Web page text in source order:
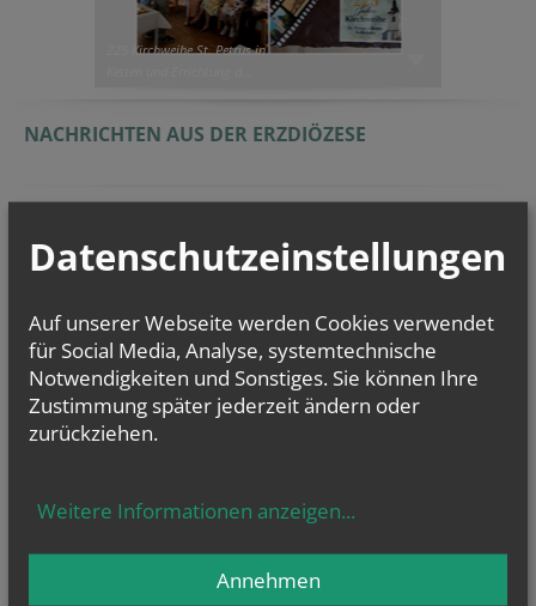
225 Kirchweihe St. Petrus in
NACHRICHTEN AUS DER ERZDIÖZESE
Datenschutzeinstellungen
Auf unserer Webseite werden Cookies verwendet
für Social Media, Analyse, systemtechnische
Notwendigkeiten und Sonstiges. Sie können Ihre
Zustimmung später jederzeit ändern oder
zurückziehen.
Weitere Informationen anzeigen...
Annehmen